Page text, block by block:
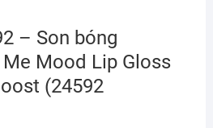
– Son bóng
Mood Lip Gloss
(24592